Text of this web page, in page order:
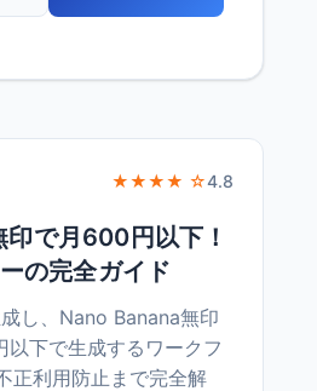
★★★★ ☆4.8
で月600円以下！
の完全ガイド
し、Nano Banana無印
下で生成するワークフ
正利用防止まで完全解